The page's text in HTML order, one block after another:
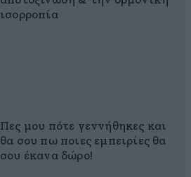
ισορροπία
Πες μου πότε γεννήθηκες και
θα σου πω ποιες εμπειρίες θα
σου έκανα δώρο!